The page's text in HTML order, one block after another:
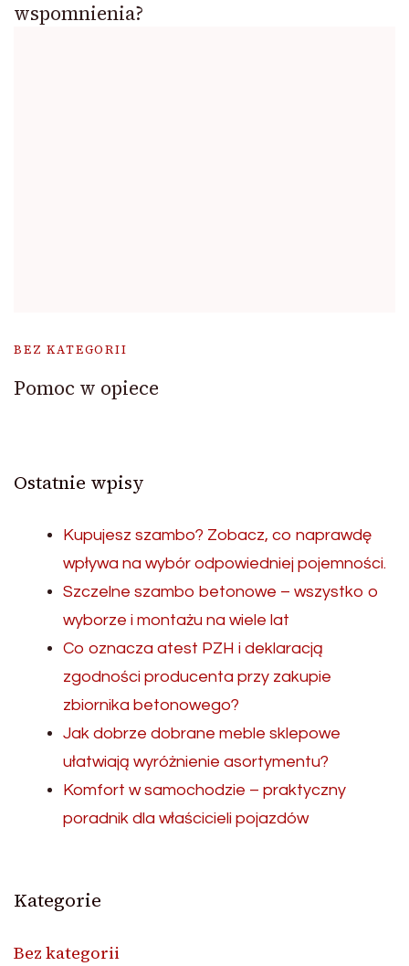
wspomnienia?
BEZ KATEGORII
Pomoc w opiece
Ostatnie wpisy
Kupujesz szambo? Zobacz, co naprawdę
wpływa na wybór odpowiedniej pojemności.
Szczelne szambo betonowe – wszystko o
wyborze i montażu na wiele lat
Co oznacza atest PZH i deklaracją
zgodności producenta przy zakupie
zbiornika betonowego?
Jak dobrze dobrane meble sklepowe
ułatwiają wyróżnienie asortymentu?
Komfort w samochodzie – praktyczny
poradnik dla właścicieli pojazdów
Kategorie
Bez kategorii